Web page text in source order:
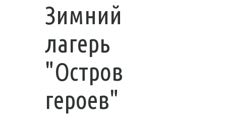
Зимний
лагерь
"Остров
героев"